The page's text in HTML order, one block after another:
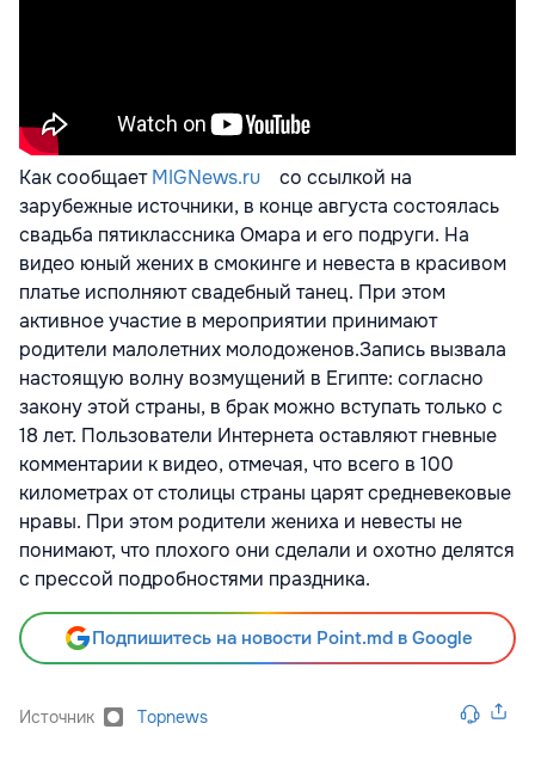
Как сообщаетMIGNews.ru со ссылкой на
зарубежные источники, в конце августа состоялась
свадьба пятиклассника Омара и его подруги. На
видео юный жених в смокинге и невеста в красивом
платье исполняют свадебный танец. При этом
активное участие в мероприятии принимают
родители малолетних молодоженов.Запись вызвала
настоящую волну возмущений в Египте: согласно
закону этой страны, в брак можно вступать только с
18 лет. Пользователи Интернета оставляют гневные
комментарии к видео, отмечая, что всего в 100
километрах от столицы страны царят средневековые
нравы. При этом родители жениха и невесты не
понимают, что плохого они сделали и охотно делятся
с прессой подробностями праздника.
Подпишитесь на новости Point.md в Google
Источник Topnews